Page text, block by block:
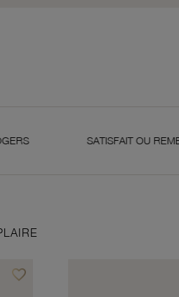
SATISFAIT OU REMBOURSÉ
favorite_borderAjouter à vos favoris